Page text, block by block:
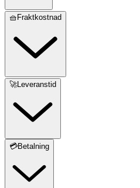
🧺Fraktkostnad
🚀Leveranstid
💳Betalning